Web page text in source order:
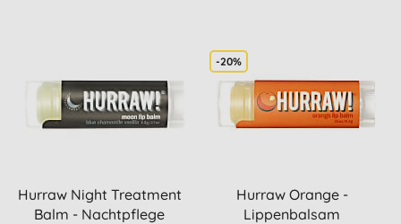
Hurraw Night Treatment
Balm - Nachtpflege
-20%
Hurraw Orange -
Lippenbalsam